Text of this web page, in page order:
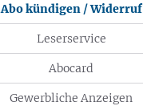
Abo kündigen / Widerruf
Leserservice
Abocard
Gewerbliche Anzeigen